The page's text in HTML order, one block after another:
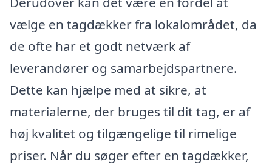
vælge en tagdækker fra lokalområdet, da
de ofte har et godt netværk af
leverandører og samarbejdspartnere.
Dette kan hjælpe med at sikre, at
materialerne, der bruges til dit tag, er af
høj kvalitet og tilgængelige til rimelige
priser. Når du søger efter en tagdækker,